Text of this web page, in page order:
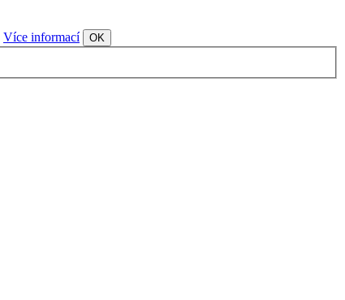
Více informací OK